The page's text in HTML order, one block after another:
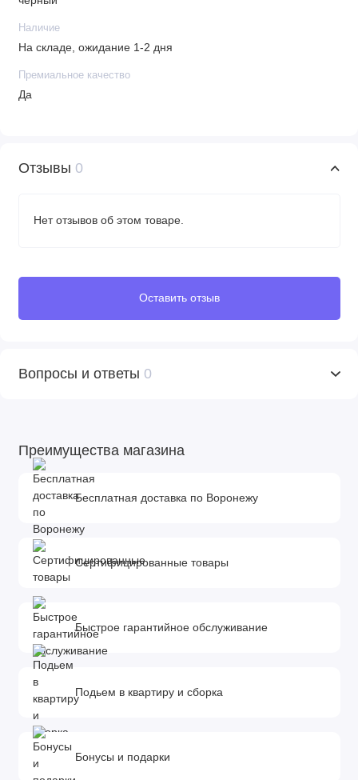
Наличие
На складе, ожидание 1-2 дня
Премиальное качество
Да
Отзывы 0
Нет отзывов об этом товаре.
Оставить отзыв
Вопросы и ответы 0
Преимущества магазина
Бесплатная доставка по Воронежу
Сертифицированные товары
Быстрое гарантийное обслуживание
Подьем в квартиру и сборка
Бонусы и подарки